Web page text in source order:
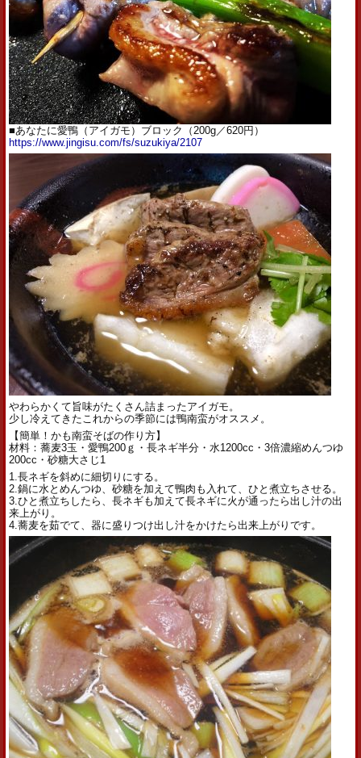
■あなたに愛鴨（アイガモ）ブロック（200g／620円）
https://www.jingisu.com/fs/suzukiya/2107
やわらかくて旨味がたくさん詰まったアイガモ。
少し冷えてきたこれからの季節には鴨南蛮がオススメ。
【簡単！かも南蛮そばの作り方】
材料：蕎麦3玉・愛鴨200ｇ・長ネギ半分・水1200cc・3倍濃縮めんつゆ
200cc・砂糖大さじ1
1.長ネギを斜めに細切りにする。
2.鍋に水とめんつゆ、砂糖を加えて鴨肉も入れて、ひと煮立ちさせる。
3.ひと煮立ちしたら、長ネギも加えて長ネギに火が通ったら出し汁の出
来上がり。
4.蕎麦を茹でて、器に盛りつけ出し汁をかけたら出来上がりです。